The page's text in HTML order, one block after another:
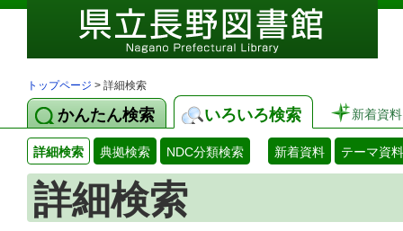
トップページ > 詳細検索
かんたん検索 いろいろ検索 新着資料
詳細検索 典拠検索 NDC分類検索 新着資料 テーマ資料
詳細検索